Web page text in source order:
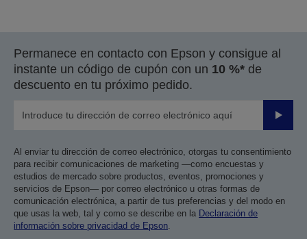
anterior
siguiente
Permanece en contacto con Epson y consigue al
instante un código de cupón con un 10 %* de
descuento en tu próximo pedido.
Enviar
Al enviar tu dirección de correo electrónico, otorgas tu consentimiento
para recibir comunicaciones de marketing —como encuestas y
estudios de mercado sobre productos, eventos, promociones y
servicios de Epson— por correo electrónico u otras formas de
comunicación electrónica, a partir de tus preferencias y del modo en
que usas la web, tal y como se describe en la Declaración de
información sobre privacidad de Epson.